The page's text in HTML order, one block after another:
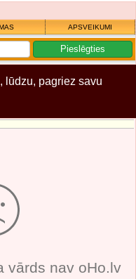
APSVEIKUMI
lūdzu, pagriez savu
vārds nav oHo.lv